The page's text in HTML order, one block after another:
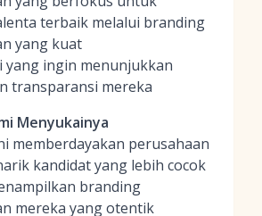
terbaik melalui branding
yang kuat
yang ingin menunjukkan
transparansi mereka
Menyukainya
memberdayakan perusahaan
kandidat yang lebih cocok
branding
mereka yang otentik